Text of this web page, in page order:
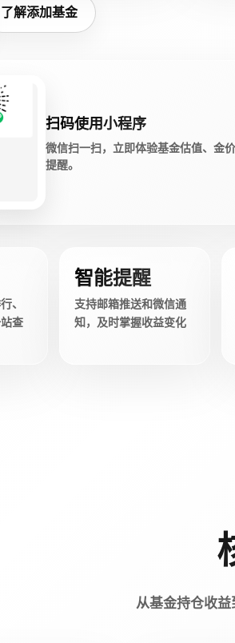
了解添加基金
扫码使用小程序
微信扫一扫，立即体验基金估值、金
提醒。
、
查
智能提醒
支持邮箱推送和微信通
知，及时掌握收益变化
从基金持仓收